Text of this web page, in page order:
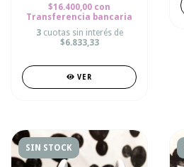
$16.400,00 con
Transferencia bancaria
3 cuotas sin interés de
$6.833,33
VER
SIN STOCK